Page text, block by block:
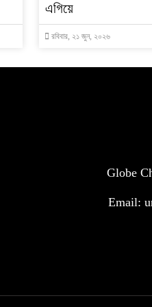
এগিয়ে
রবিবার, ২১ জুন, ২০২৬
Globe
Email: